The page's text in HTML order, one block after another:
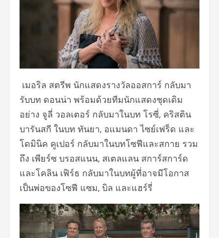
เมอริล สตรีพ นักแสดงรางวัลออสการ์ กลับมา
รับบท ดอนน่า พร้อมด้วยทีมนักแสดงชุดเดิม
อย่าง จูลี่ วอลเตอร์ กลับมาในบท โรซี่, คริสติน
บารันสกี ในบท ทันยา, อแมนดา ไซย์เฟร็ด และ
โดมินิค คูเปอร์ กลับมาในบทโซฟีและสกาย รวม
ถึง เพียร์ซ บรอสแนน, สเตลแลน สการ์สการ์ด
และโคลิน เฟิร์ธ กลับมาในบทผู้ที่อาจมีโอกาส
เป็นพ่อของโซฟี แซม, บิล และแฮร์รี่